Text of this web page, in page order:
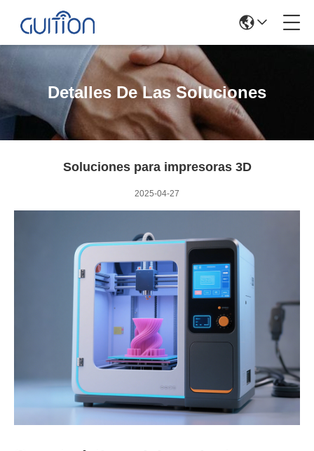
Detalles De Las Soluciones
Soluciones para impresoras 3D
2025-04-27